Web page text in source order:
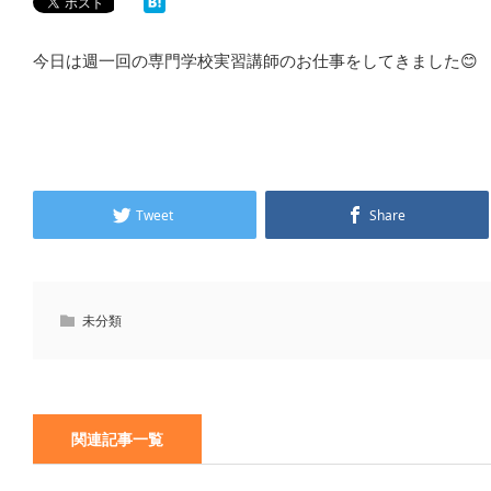
今日は週一回の専門学校実習講師のお仕事をしてきました😊
Tweet Share
未分類
関連記事一覧